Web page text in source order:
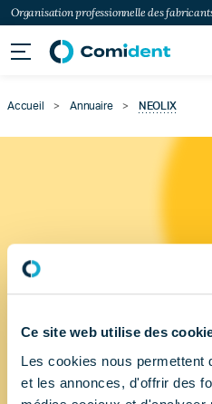
Ce site web utilise des
Les cookies nous permettent
et les annonces, d'offrir des
Organisation professionnelle des
Accueil > Annuaire > NEOLIX